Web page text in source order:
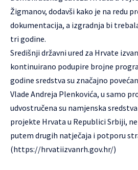
Žigmanov, dodavši kako je na redu
dokumentacija, a izgradnja bi
tri godine.
Središnji državni ured za Hrvate
kontinuirano podupire brojne
godine sredstva su značajno
Vlade Andreja Plenkovića, u samo
udvostručena su namjenska
projekte Hrvata u Republici Srbiji,
putem drugih natječaja i potporu
(https://hrvatiizvanrh.gov.hr/)